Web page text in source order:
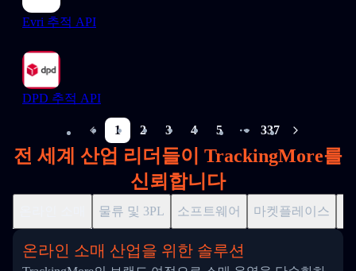
Evri 추적 API
DPD 추적 API
1 2 3 4 5
More pages
337
전 세계 산업 리더들이 TrackingMore를
신뢰합니다
물류 및 3PL 소프트웨어 마켓플레이스
온라인 소매 산업을 위한 솔루션